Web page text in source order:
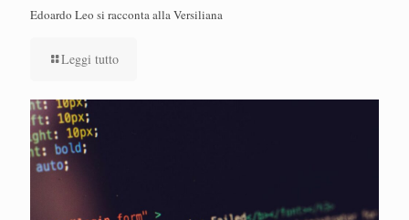
Edoardo Leo si racconta alla Versiliana
Leggi tutto